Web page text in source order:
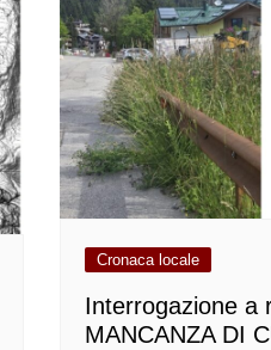
Cronaca locale
Interrogazione a
MANCANZA DI